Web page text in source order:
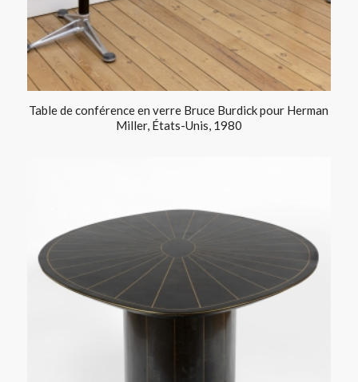
Table de conférence en verre Bruce Burdick pour Herman
Miller, États-Unis, 1980